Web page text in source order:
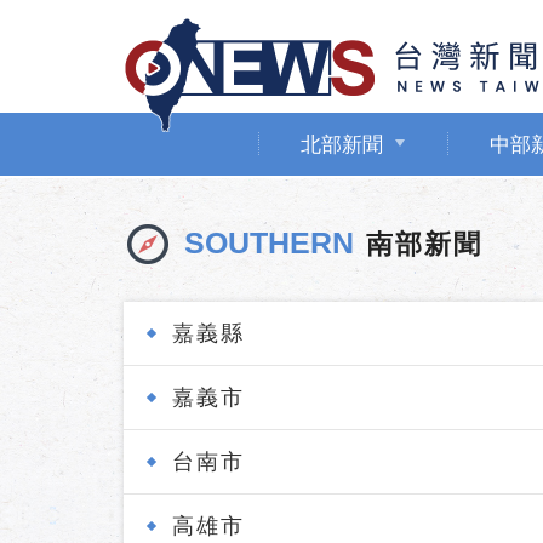
北部新聞 中部
SOUTHERN 南部新聞
嘉義縣
嘉義市
台南市
高雄市